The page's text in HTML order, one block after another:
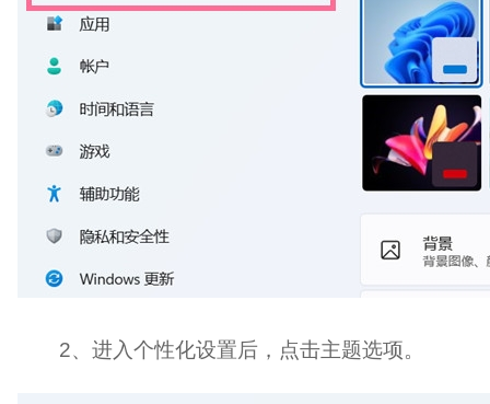
2、进入个性化设置后，点击主题选项。